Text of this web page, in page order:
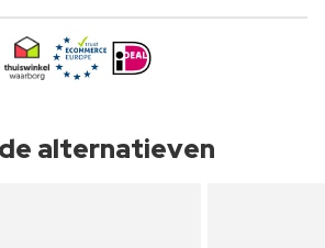
alternatieven